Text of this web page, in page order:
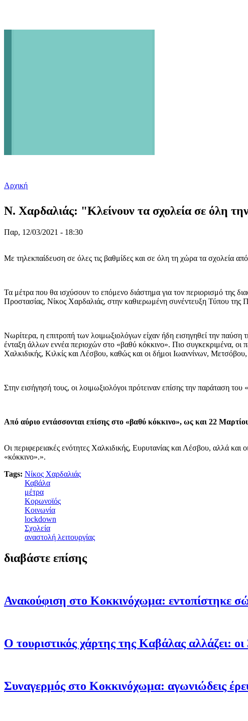
Αρχική
Ν. Χαρδαλιάς: "Κλείνουν τα σχολεία σε όλη
Παρ, 12/03/2021 - 18:30
Με τηλεκπαίδευση σε όλες τις βαθμίδες και σε όλη τη χώρα τα σχολεία
Τα μέτρα που θα ισχύσουν το επόμενο διάστημα για τον περιορισμό της
Προστασίας, Νίκος Χαρδαλιάς, στην καθιερωμένη συνέντευξη Τύπου της
Νωρίτερα, η επιτροπή των λοιμωξιολόγων είχαν ήδη εισηγηθεί την παύση
ένταξη άλλων εννέα περιοχών στο «βαθύ κόκκινο». Πιο συγκεκριμένα, οι
Χαλκιδικής, Κιλκίς και Λέσβου, καθώς και οι δήμοι Ιωαννίνων,
Στην εισήγησή τους, οι λοιμωξιολόγοι πρότειναν επίσης την παράταση
Από αύριο εντάσσονται επίσης στο «βαθύ κόκκινο», ως και 22 Μαρτίου
Οι περιφερειακές ενότητες Χαλκιδικής, Ευρυτανίας και Λέσβου, αλλά
«κόκκινο».».
Tags: Νίκος Χαρδαλιάς
Καβάλα
μέτρα
Κορωνοϊός
Κοινωνία
lockdown
Σχολεία
αναστολή λειτουργίας
διαβάστε επίσης
Ανακούφιση στο Κοκκινόχωμα: εντοπίστηκε
Ο τουριστικός χάρτης της Καβάλας αλλάζει:
Συναγερμός στο Κοκκινόχωμα: αγωνιώδεις